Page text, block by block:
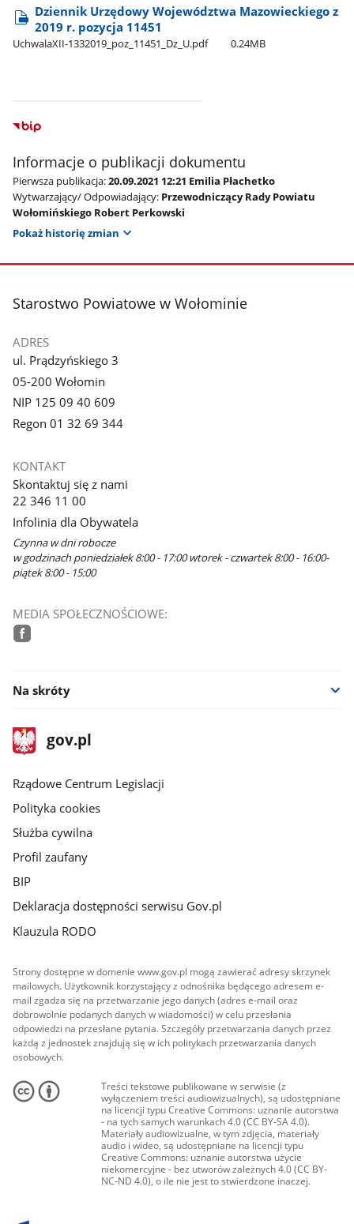
Dziennik Urzędowy Województwa Mazowieckiego z
2019 r. pozycja 11451
UchwalaXII-1332019​_poz​_11451​_Dz​_U.pdf 0.24MB
Informacje o publikacji dokumentu
Pierwsza publikacja:20.09.2021 12:21 Emilia Płachetko
Wytwarzający/ Odpowiadający: Przewodniczący Rady Powiatu
Wołomińskiego Robert Perkowski
Pokaż historię zmian
stopka
Starostwo Powiatowe w Wołominie
ADRES
ul. Prądzyńskiego 3
05-200 Wołomin
NIP 125 09 40 609
Regon 01 32 69 344
KONTAKT
Skontaktuj się z nami
22 346 11 00
Infolinia dla Obywatela
Czynna w dni robocze
w godzinach poniedziałek 8:00 - 17:00 wtorek - czwartek 8:00 - 16:00-
piątek 8:00 - 15:00
MEDIA SPOŁECZNOŚCIOWE:
Na skróty
stopka
gov.plStrona
gov.pl
Rządowe Centrum Legislacji
Polityka cookies
Służba cywilna
Profil zaufany
BIP
Deklaracja dostępności serwisu Gov.pl
Klauzula RODO
Strony dostępne w domenie www.gov.pl mogą zawierać adresy skrzynek
mailowych. Użytkownik korzystający z odnośnika będącego adresem e-
mail zgadza się na przetwarzanie jego danych (adres e-mail oraz
dobrowolnie podanych danych w wiadomości) w celu przesłania
odpowiedzi na przesłane pytania. Szczegóły przetwarzania danych przez
każdą z jednostek znajdują się w ich politykach przetwarzania danych
osobowych.
Treści tekstowe publikowane w serwisie (z
wyłączeniem treści audiowizualnych), są udostępniane
na licencji typu Creative Commons: uznanie autorstwa
- na tych samych warunkach 4.0 (CC BY-SA 4.0).
Materiały audiowizualne, w tym zdjęcia, materiały
audio i wideo, są udostępniane na licencji typu
Creative Commons: uznanie autorstwa użycie
niekomercyjne - bez utworów zależnych 4.0 (CC BY-
NC-ND 4.0), o ile nie jest to stwierdzone inaczej.